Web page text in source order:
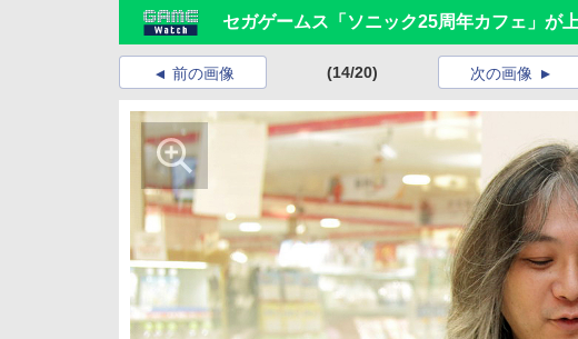
セガゲームス「ソニック25周年カフェ」が
前の画像 (14/20) 次の画像